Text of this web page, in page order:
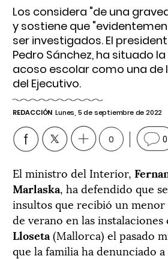
Los considera "de una
y sostiene que
ser investigados. El
Pedro Sánchez, ha situado
acoso escolar como una de
del Ejecutivo.
REDACCIÓN Lunes, 5 de septiembre de 2022
0 0
El ministro del Interior,
Marlaska, ha defendido que
insultos que recibió un menor
de verano en las
Lloseta (Mallorca) el pasado
que la familia ha denunciado